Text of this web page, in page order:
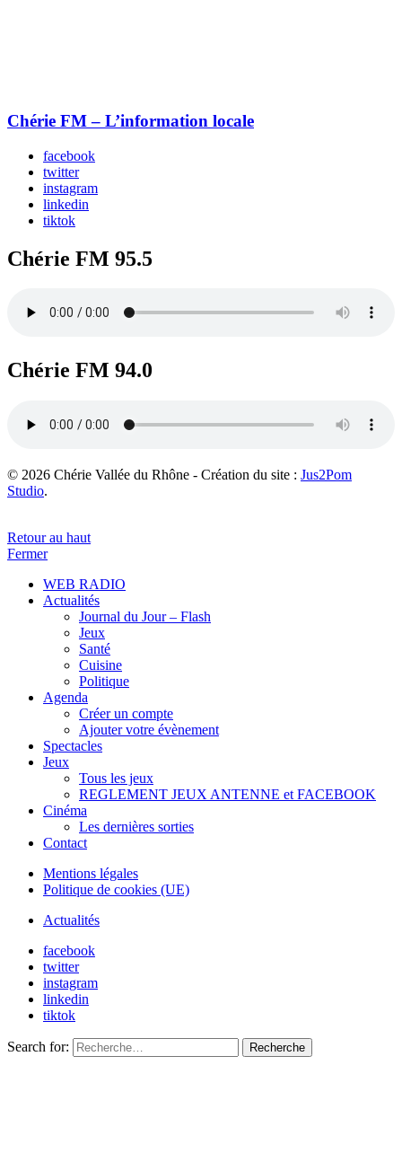
Chérie FM – L’information locale
facebook
twitter
instagram
linkedin
tiktok
Chérie FM 95.5
Chérie FM 94.0
© 2026 Chérie Vallée du Rhône - Création du site : Jus2Pom
Studio.
Retour au haut
Fermer
WEB RADIO
Actualités
Journal du Jour – Flash
Jeux
Santé
Cuisine
Politique
Agenda
Créer un compte
Ajouter votre évènement
Spectacles
Jeux
Tous les jeux
REGLEMENT JEUX ANTENNE et FACEBOOK
Cinéma
Les dernières sorties
Contact
Mentions légales
Politique de cookies (UE)
Actualités
facebook
twitter
instagram
linkedin
tiktok
Search for: Recherche